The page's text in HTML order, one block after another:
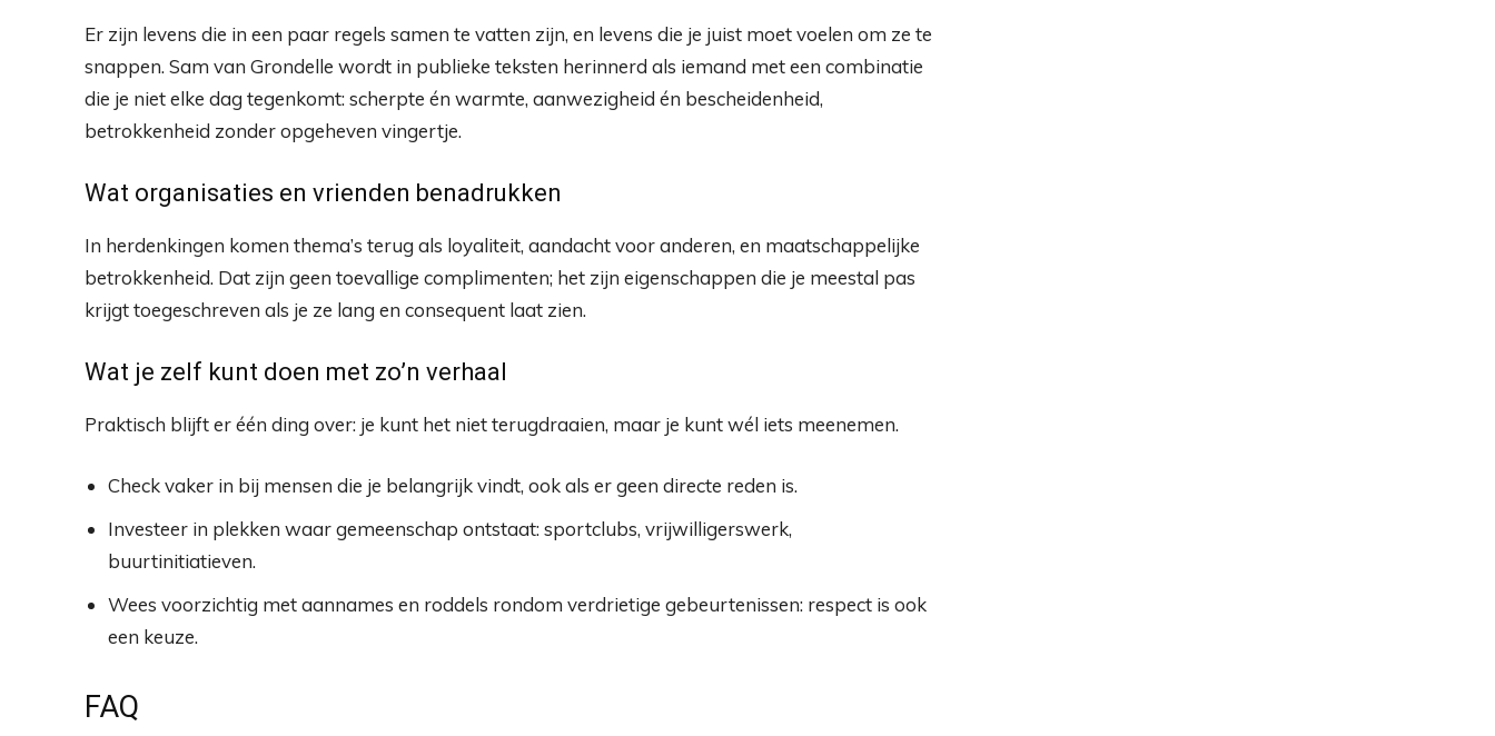
Er zijn levens die in een paar regels samen te vatten zijn, en levens die je juist moet voelen om ze te
snappen. Sam van Grondelle wordt in publieke teksten herinnerd als iemand met een combinatie
die je niet elke dag tegenkomt: scherpte én warmte, aanwezigheid én bescheidenheid,
betrokkenheid zonder opgeheven vingertje.
Wat organisaties en vrienden benadrukken
In herdenkingen komen thema’s terug als loyaliteit, aandacht voor anderen, en maatschappelijke
betrokkenheid. Dat zijn geen toevallige complimenten; het zijn eigenschappen die je meestal pas
krijgt toegeschreven als je ze lang en consequent laat zien.
Wat je zelf kunt doen met zo’n verhaal
Praktisch blijft er één ding over: je kunt het niet terugdraaien, maar je kunt wél iets meenemen.
Check vaker in bij mensen die je belangrijk vindt, ook als er geen directe reden is.
Investeer in plekken waar gemeenschap ontstaat: sportclubs, vrijwilligerswerk,
buurtinitiatieven.
Wees voorzichtig met aannames en roddels rondom verdrietige gebeurtenissen: respect is ook
een keuze.
FAQ